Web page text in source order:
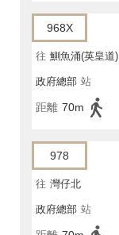
968X
往 鰂魚涌(英皇道)
政府總部 站
距離 70m
978
往 灣仔北
政府總部 站